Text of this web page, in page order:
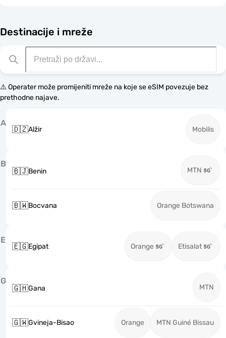
Destinacije i mreže
⚠️ Operater može promijeniti mreže na koje se eSIM povezuje bez
prethodne najave.
A
🇩🇿Alžir Mobilis
B
🇧🇯Benin MTN
🇧🇼Bocvana Orange Botswana
E
🇪🇬Egipat Orange Etisalat
G
🇬🇭Gana MTN
🇬🇼Gvineja-Bisao Orange MTN Guiné Bissau